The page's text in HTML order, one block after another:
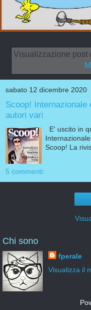
Visualizzazione post
sabato 12 dicembre 2020
Scoop! Internazionale
autori vari
E' uscito in
Scoop! La
5 commenti:
Chi sono
fperale
Visualizza il